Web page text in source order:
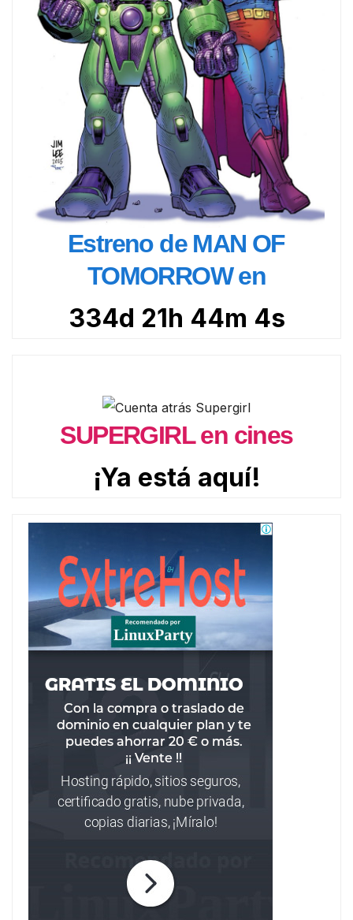
Estreno de MAN OF
TOMORROW en
334d 21h 44m 2s
SUPERGIRL en cines
¡Ya está aquí!